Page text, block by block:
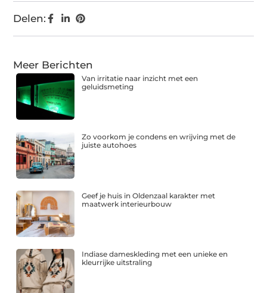
Delen:
Meer Berichten
Van irritatie naar inzicht met een
geluidsmeting
Zo voorkom je condens en wrijving met de
juiste autohoes
Geef je huis in Oldenzaal karakter met
maatwerk interieurbouw
Indiase dameskleding met een unieke en
kleurrijke uitstraling